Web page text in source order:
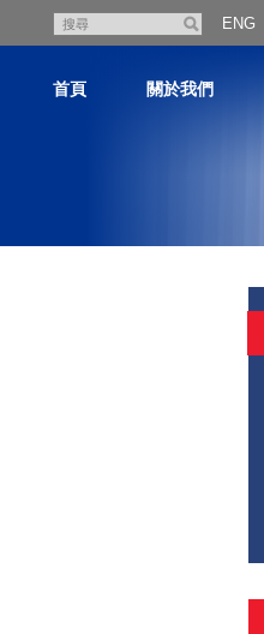
尋
ENG
首頁 關於我們